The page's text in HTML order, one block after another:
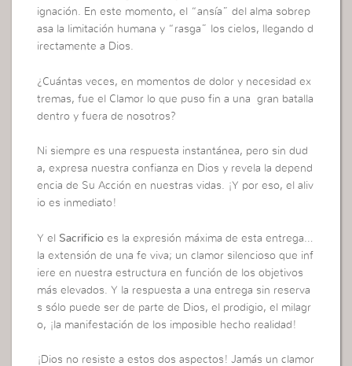
ignación. En este momento, el “ansía” del alma sobrep
asa la limitación humana y “rasga” los cielos, llegando d
irectamente a Dios.
¿Cuántas veces, en momentos de dolor y necesidad ex
tremas, fue el Clamor lo que puso fin a una gran batalla
dentro y fuera de nosotros?
Ni siempre es una respuesta instantánea, pero sin dud
a, expresa nuestra confianza en Dios y revela la depend
encia de Su Acción en nuestras vidas. ¡Y por eso, el aliv
io es inmediato!
Y el Sacrificio es la expresión máxima de esta entrega…
la extensión de una fe viva; un clamor silencioso que inf
iere en nuestra estructura en función de los objetivos
más elevados. Y la respuesta a una entrega sin reserva
s sólo puede ser de parte de Dios, el prodigio, el milagr
o, ¡la manifestación de los imposible hecho realidad!
¡Dios no resiste a estos dos aspectos! Jamás un clamor